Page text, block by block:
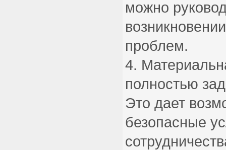
можно
проблем.
полностью
Это дает
безопасные